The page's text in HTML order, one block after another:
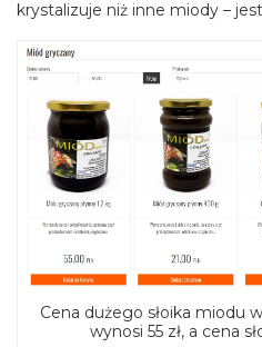
krystalizuje niż inne miody –
Cena dużego słoika miodu
wynosi 55 zł, a cena